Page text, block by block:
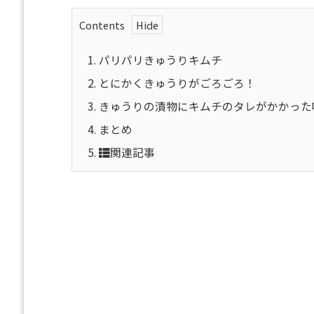
Contents
1. パリパリきゅうりキムチ
2. とにかくきゅうりがごろごろ！
3. きゅうりの漬物にキムチのタレがかかっ
4. まとめ
5.
関連記事